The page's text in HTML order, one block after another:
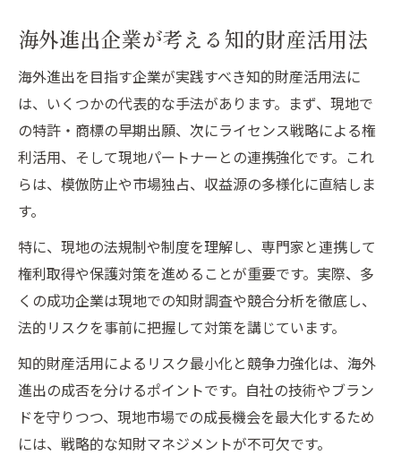
海外進出企業が考える知的財産活用法
海外進出を目指す企業が実践すべき知的財産活用法に
は、いくつかの代表的な手法があります。まず、現地で
の特許・商標の早期出願、次にライセンス戦略による権
利活用、そして現地パートナーとの連携強化です。これ
らは、模倣防止や市場独占、収益源の多様化に直結しま
す。
特に、現地の法規制や制度を理解し、専門家と連携して
権利取得や保護対策を進めることが重要です。実際、多
くの成功企業は現地での知財調査や競合分析を徹底し、
法的リスクを事前に把握して対策を講じています。
知的財産活用によるリスク最小化と競争力強化は、海外
進出の成否を分けるポイントです。自社の技術やブラン
ドを守りつつ、現地市場での成長機会を最大化するため
には、戦略的な知財マネジメントが不可欠です。